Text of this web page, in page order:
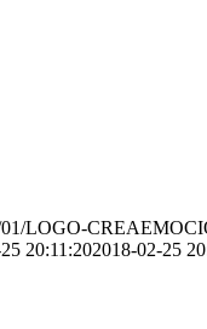
01/LOGO-
20:11:202018-02-25